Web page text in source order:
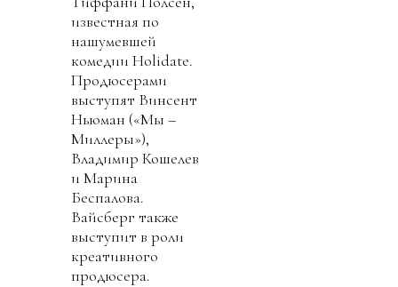
известная по
нашумевшей
комедии Holidate.
Продюсерами
выступят Винсент
Ньюман («Мы –
Миллеры»),
Владимир Кошелев
и Марина
Беспалова.
Вайсберг также
выступит в роли
креативного
продюсера.